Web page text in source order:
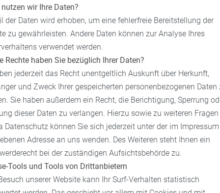
wir Ihre Daten?
der Daten wird erhoben, um eine fehlerfreie Bereitstellung der
zu gewährleisten. Andere Daten können zur Analyse Ihres
verwendet werden.
Rechte haben Sie bezüglich Ihrer Daten?
jederzeit das Recht unentgeltlich Auskunft über Herkunft,
und Zweck Ihrer gespeicherten personenbezogenen Daten
Sie haben außerdem ein Recht, die Berichtigung, Sperrung
dieser Daten zu verlangen. Hierzu sowie zu weiteren
Datenschutz können Sie sich jederzeit unter der im Impressum
Adresse an uns wenden. Des Weiteren steht Ihnen ein
bei der zuständigen Aufsichtsbehörde zu.
Tools und Tools von Drittanbietern
unserer Website kann Ihr Surf-Verhalten statistisch